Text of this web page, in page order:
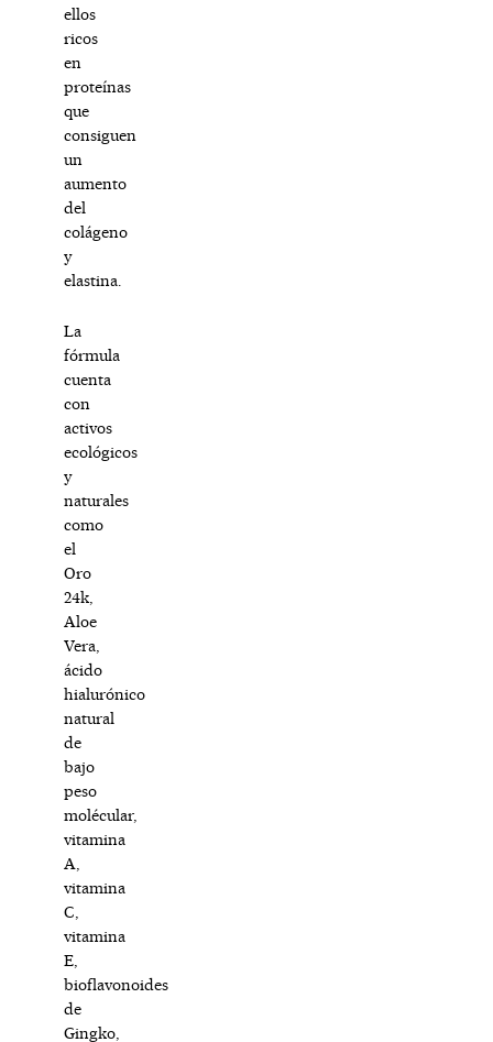
ellos
ricos
en
proteínas
que
consiguen
un
aumento
del
colágeno
y
elastina.
La
fórmula
cuenta
con
activos
ecológicos
y
naturales
como
el
Oro
24k,
Aloe
Vera,
ácido
hialurónico
natural
de
bajo
peso
molécular,
vitamina
A,
vitamina
C,
vitamina
E,
bioflavonoides
de
Gingko,